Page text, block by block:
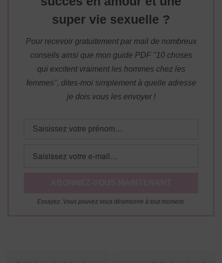
super vie sexuelle ?
Pour recevoir gratuitement par mail de nombreux
conseils ainsi que mon guide PDF "10 choses
qui excitent vraiment les hommes chez les
femmes", dites-moi simplement à quelle adresse
je dois vous les envoyer !
Essayez. Vous pouvez vous désinscrire à tout moment.